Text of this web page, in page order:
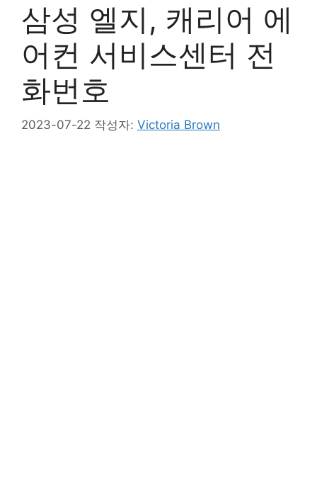
삼성 엘지, 캐리어 에
어컨 서비스센터 전
화번호
2023-07-22 작성자: Victoria Brown